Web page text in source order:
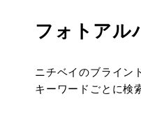
フォトアル
ニチベイのブライン
キーワードごとに検